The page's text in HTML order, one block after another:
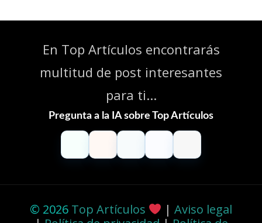
En Top Artículos encontrarás
multitud de post interesantes
para ti...
Pregunta a la IA sobre Top Artículos
ChatGPT
ClaudePerplexity
Gemini
Grok
© 2026 Top Artículos |Aviso legal